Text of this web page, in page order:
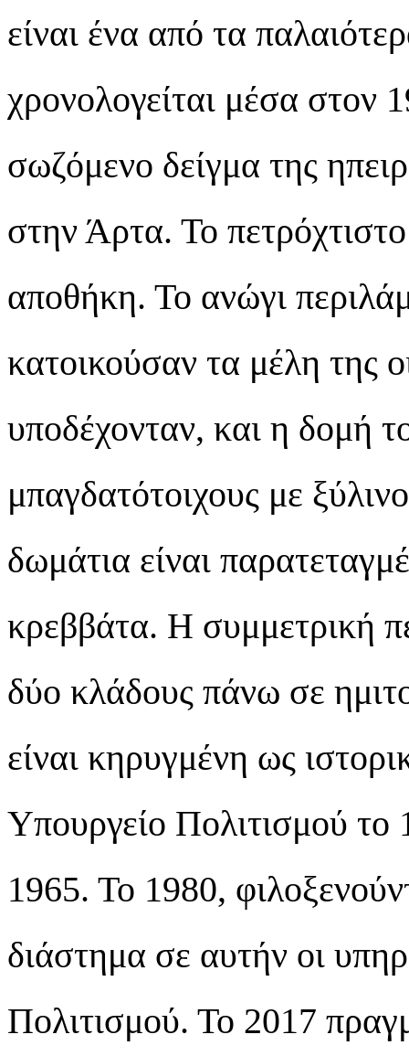
είναι ένα από τα
χρονολογείται μέσα στον
σωζόμενο δείγμα της
στην Άρτα. Το
αποθήκη. Το ανώγι
κατοικούσαν τα μέλη της
υποδέχονταν, και η δομή
μπαγδατότοιχους με
δωμάτια είναι
κρεββάτα. Η συμμετρική
δύο κλάδους πάνω σε
είναι κηρυγμένη ως
Υπουργείο Πολιτισμού το
1965. Το 1980,
διάστημα σε αυτήν οι
Πολιτισμού. Το 2017